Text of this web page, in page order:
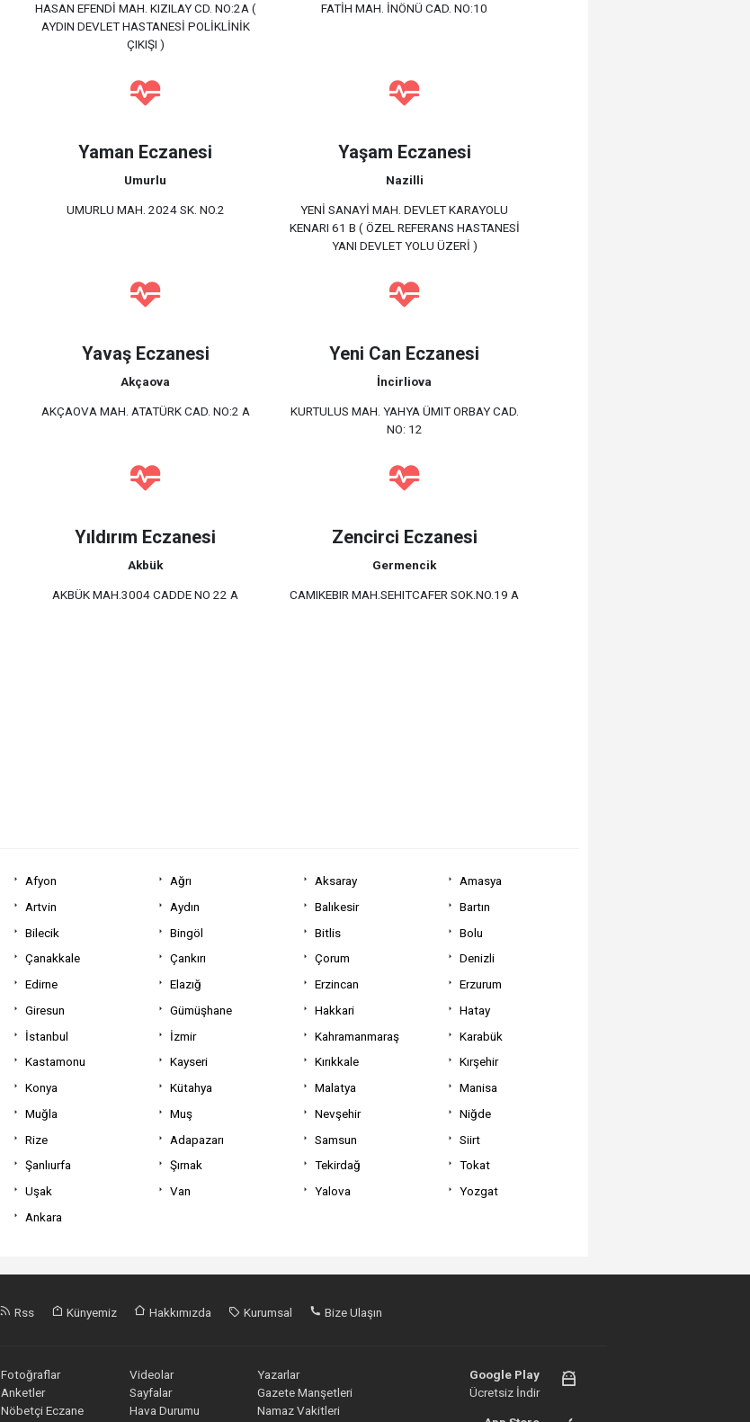
HASAN EFENDİ MAH. KIZILAY CD. NO:2A (
AYDIN DEVLET HASTANESİ POLİKLİNİK
ÇIKIŞI )
FATİH MAH. İNÖNÜ CAD. NO:10
Yaman Eczanesi
Umurlu
UMURLU MAH. 2024 SK. NO.2
Yaşam Eczanesi
Nazilli
YENİ SANAYİ MAH. DEVLET KARAYOLU
KENARI 61 B ( ÖZEL REFERANS HASTANESİ
YANI DEVLET YOLU ÜZERİ )
Yavaş Eczanesi
Akçaova
AKÇAOVA MAH. ATATÜRK CAD. NO:2 A
Yeni Can Eczanesi
İncirliova
KURTULUS MAH. YAHYA ÜMIT ORBAY CAD.
NO: 12
Yıldırım Eczanesi
Akbük
AKBÜK MAH.3004 CADDE NO 22 A
Zencirci Eczanesi
Germencik
CAMIKEBIR MAH.SEHITCAFER SOK.NO.19 A
Afyon Ağrı Aksaray
Amasya
Artvin Aydın Balıkesir
Bartın
Bilecik Bingöl Bitlis
Bolu
Çanakkale Çankırı Çorum
Denizli
Edirne Elazığ Erzincan
Erzurum
Giresun Gümüşhane Hakkari
Hatay
İstanbul İzmir Kahramanmaraş
Karabük
Kastamonu Kayseri Kırıkkale
Kırşehir
Konya Kütahya Malatya
Manisa
Muğla Muş Nevşehir
Niğde
Rize Adapazarı Samsun
Siirt
Şanlıurfa Şırnak Tekirdağ
Tokat
Uşak Van Yalova
Yozgat
Ankara
Rss Künyemiz Hakkımızda Kurumsal Bize Ulaşın
Fotoğraflar Videolar
Yazarlar
Anketler
Sayfalar
Gazete Manşetleri
Nöbetçi Eczane
Hava Durumu Namaz Vakitleri
Google Play
Ücretsiz İndir